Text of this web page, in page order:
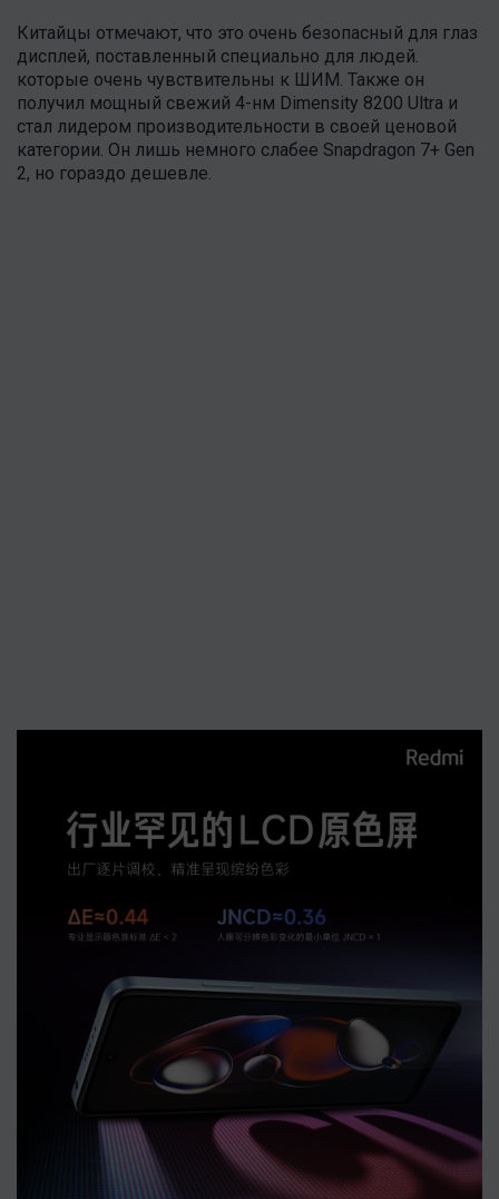
Китайцы отмечают, что это очень безопасный для глаз
дисплей, поставленный специально для людей.
которые очень чувствительны к ШИМ. Также он
получил мощный свежий 4-нм Dimensity 8200 Ultra и
стал лидером производительности в своей ценовой
категории. Он лишь немного слабее Snapdragon 7+ Gen
2, но гораздо дешевле.